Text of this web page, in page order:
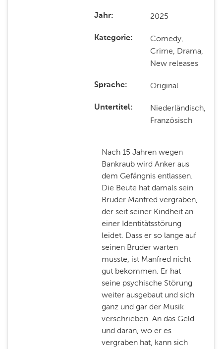
Jahr 2025
Kategorie
Comedy,
Crime, Drama,
New releases
Sprache Original
Untertitel
Niederländisch,
Französisch
Nach 15 Jahren wegen
Bankraub wird Anker aus
dem Gefängnis entlassen.
Die Beute hat damals sein
Bruder Manfred vergraben,
der seit seiner Kindheit an
einer Identitätsstörung
leidet. Dass er so lange auf
seinen Bruder warten
musste, ist Manfred nicht
gut bekommen. Er hat
seine psychische Störung
weiter ausgebaut und sich
ganz und gar der Musik
verschrieben. An das Geld
und daran, wo er es
vergraben hat, kann sich